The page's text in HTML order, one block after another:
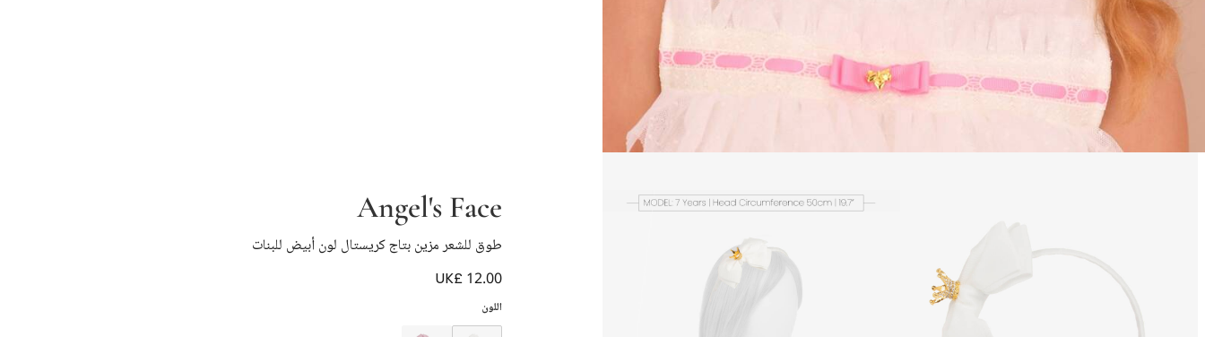
Angel's Face
طوق للشعر مزين بتاج كريستال لون أبيض للبنات
UK£ 12.00
اللون